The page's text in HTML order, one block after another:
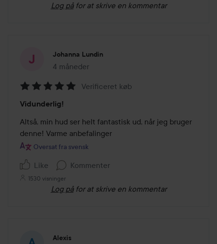
Log på for at skrive en kommentar
Johanna Lundin
4 måneder
Posten blev oprettet 4 måneder
5
ud
af
5
Verificeret køb
Vidunderlig!
Altså, min hud ser helt fantastisk ud, når jeg bruger
denne! Varme anbefalinger
Oversat fra svensk
Like Kommenter
1530 visninger
Log på for at skrive en kommentar
Alexis